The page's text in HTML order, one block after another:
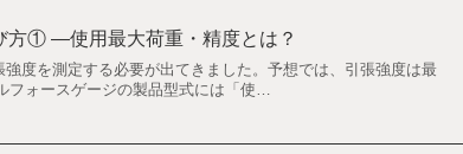
方① ―使用最大荷重・精度とは？
度を測定する必要が出てきました。予想では、引張強度は最
フォースゲージの製品型式には「使…